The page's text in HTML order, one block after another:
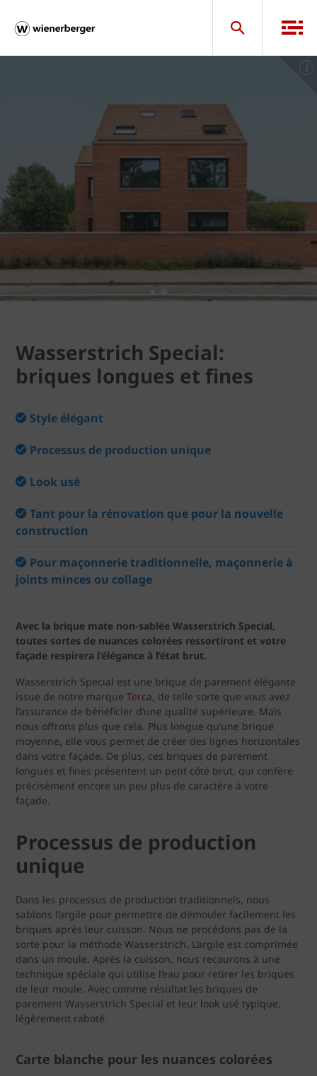
Wasserstrich Special:
briques longues et fines
Style élégant
Processus de production unique
Look usé
Tant pour la rénovation que pour la nouvelle
construction
Pour maçonnerie traditionnelle, maçonnerie à
joints minces ou collage
Avec la brique mate non-sablée Wasserstrich Special,
toutes sortes de nuances colorées ressortiront et votre
façade respirera l’élégance à l’état brut.
Wasserstrich Special est une brique de parement élégante
issue de notre marque Terca, de telle sorte que vous avez
l’assurance de bénéficier d’une qualité supérieure. Mais
nous offrons plus que cela. Plus longue qu’une brique
moyenne, elle vous permet de créer des lignes horizontales
dans votre façade. De plus, ces briques de parement
longues et fines présentent un petit côté brut, qui confère
précisément encore un peu plus de caractère à votre
façade.
Processus de production
unique
Dans les processus de production traditionnels, nous
sablons l’argile pour permettre de démouler facilement les
briques après leur cuisson. Nous ne procédons pas de la
sorte pour la méthode Wasserstrich. L’argile est comprimée
dans un moule. Après la cuisson, nous recourons à une
technique spéciale qui utilise l’eau pour retirer les briques
de leur moule. Avec comme résultat les briques de
parement Wasserstrich Special et leur look usé typique,
légèrement raboté.
Carte blanche pour les nuances colorées